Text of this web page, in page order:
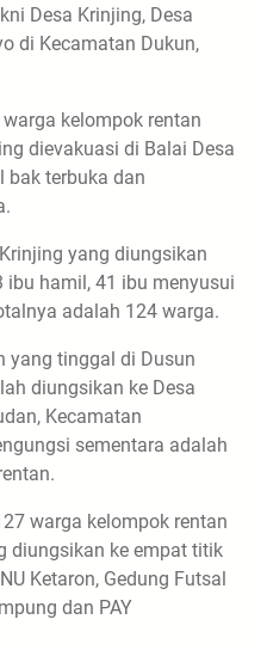
Desa Krinjing, Desa
di Kecamatan Dukun,
kelompok rentan
dievakuasi di Balai Desa
bak terbuka dan
yang diungsikan
ibu hamil, 41 ibu menyusui
adalah 124 warga.
yang tinggal di Dusun
diungsikan ke Desa
Kecamatan
sementara adalah
warga kelompok rentan
diungsikan ke empat titik
Ketaron, Gedung Futsal
dan PAY